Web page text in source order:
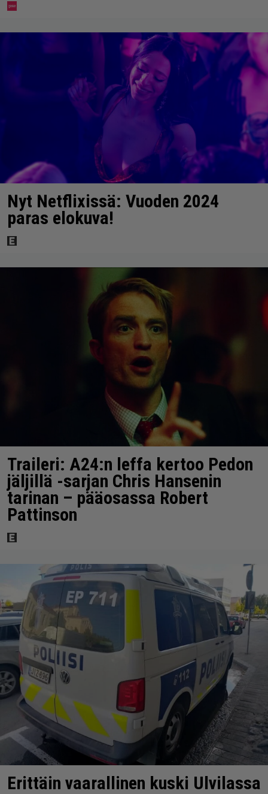
Nyt Netflixissä: Vuoden 2024
paras elokuva!
Traileri: A24:n leffa kertoo Pedon
jäljillä -sarjan Chris Hansenin
tarinan – pääosassa Robert
Pattinson
Erittäin vaarallinen kuski Ulvilassa